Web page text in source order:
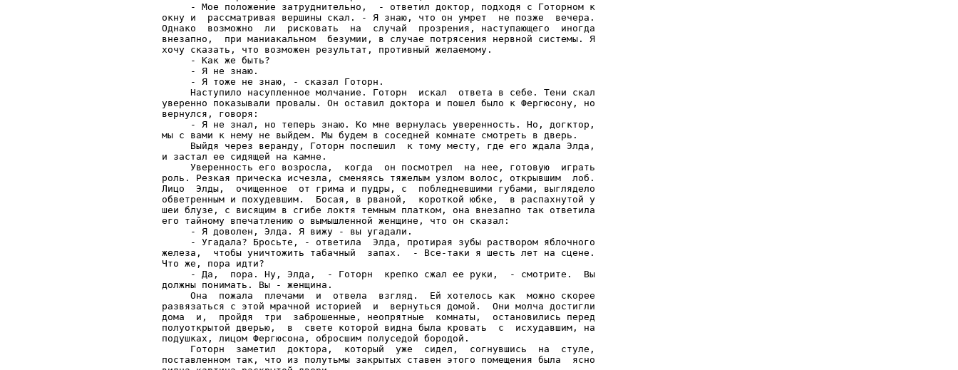
     - Мое положение затруднительно,  - ответил доктор, подходя с Готорном к
окну и  рассматривая вершины скал. - Я знаю, что он умрет  не позже  вечера.
Однако  возможно  ли  рисковать  на  случай  прозрения, наступающего  иногда
внезапно,  при маниакальном  безумии, в случае потрясения нервной системы. Я
хочу сказать, что возможен результат, противный желаемому.
     - Как же быть?
     - Я не знаю.
     - Я тоже не знаю, - сказал Готорн.
     Наступило насупленное молчание. Готорн  искал  ответа в себе. Тени скал
уверенно показывали провалы. Он оставил доктора и пошел было к Фергюсону, но
вернулся, говоря:
     - Я не знал, но теперь знаю. Ко мне вернулась уверенность. Но, догктор,
мы с вами к нему не выйдем. Мы будем в соседней комнате смотреть в дверь.
     Выйдя через веранду, Готорн поспешил  к тому месту, где его ждала Элда,
и застал ее сидящей на камне.
     Уверенность его возросла,  когда  он посмотрел  на нее, готовую  играть
роль. Резкая прическа исчезла, сменяясь тяжелым узлом волос, открывшим  лоб.
Лицо  Элды,  очищенное  от грима и пудры, с  побледневшими губами, выглядело
обветренным и похудевшим.  Босая, в рваной,  короткой юбке,  в распахнутой у
шеи блузе, с висящим в сгибе локтя темным платком, она внезапно так ответила
его тайному впечатлению о вымышленной женщине, что он сказал:
     - Я доволен, Элда. Я вижу - вы угадали.
     - Угадала? Бросьте, - ответила  Элда, протирая зубы раствором яблочного
железа,  чтобы уничтожить табачный  запах.  - Все-таки я шесть лет на сцене.
Что же, пора идти?
     - Да,  пора. Ну, Элда,  - Готорн  крепко сжал ее руки,  - смотрите.  Вы
должны понимать. Вы - женщина.
     Она  пожала  плечами  и  отвела  взгляд.  Ей хотелось как  можно скорее
развязаться с этой мрачной историей  и  вернуться домой.  Они молча достигли
дома  и,  пройдя  три  заброшенные, неопрятные  комнаты,  остановились перед
полуоткрытой дверью,  в  свете которой видна была кровать  с  исхудавшим, на
подушках, лицом Фергюсона, обросшим полуседой бородой.
     Готорн  заметил  доктора,  который  уже  сидел,  согнувшись  на  стуле,
поставленном так, что из полутьмы закрытых ставен этого помещения была  ясно